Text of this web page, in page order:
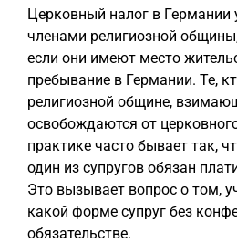
Церковный налог в Германии
членами религиозной
если они имеют место
пребывание в Германии. Те,
религиозной общине,
освобождаются от
практике часто бывает так,
один из супругов обязан
Это вызывает вопрос о том,
какой форме супруг без
обязательстве.